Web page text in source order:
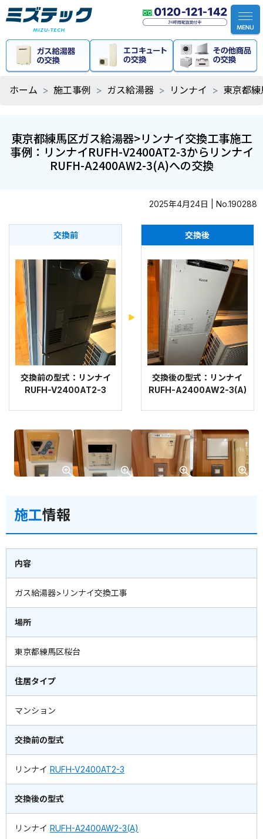
ホーム 施工事例 ガス給湯器 リンナイ 東京都
東京都練馬区ガス給湯器>リンナイ交換工事施工
事例：リンナイRUFH-V2400AT2-3からリンナイ
RUFH-A2400AW2-3(A)への交換
2025年4月24日 | No.190288
交換前
交換前の型式：リンナイ
RUFH-V2400AT2-3
交換後
交換後の型式：リンナイ
RUFH-A2400AW2-3(A)
施工情報
内容
ガス給湯器>リンナイ交換工事
場所
東京都練馬区桜台
住居タイプ
マンション
交換前の型式
リンナイ RUFH-V2400AT2-3
交換後の型式
リンナイ RUFH-A2400AW2-3(A)